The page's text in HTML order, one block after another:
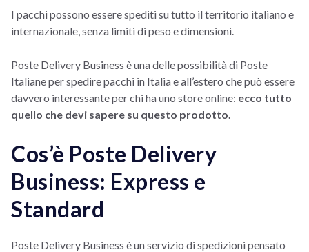
I pacchi possono essere spediti su tutto il territorio italiano e
internazionale, senza limiti di peso e dimensioni.
Poste Delivery Business è una delle possibilità di Poste
Italiane per spedire pacchi in Italia e all’estero che può essere
davvero interessante per chi ha uno store online: ecco tutto
quello che devi sapere su questo prodotto.
Cos’è Poste Delivery
Business: Express e
Standard
Poste Delivery Business è un servizio di spedizioni pensato